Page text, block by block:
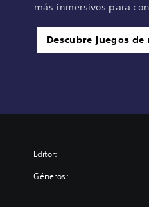
más inmersivos para
Descubre juegos
Editor:
Géneros: